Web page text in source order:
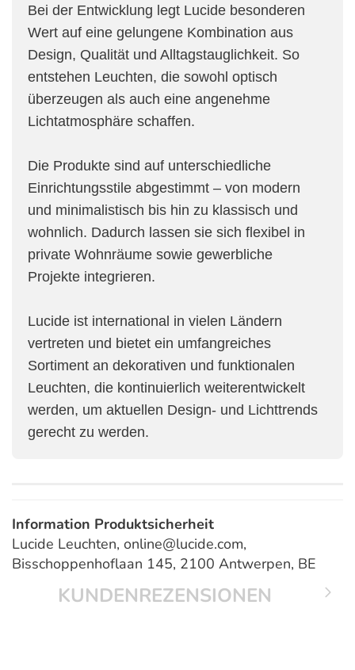
Bei der Entwicklung legt Lucide besonderen
Wert auf eine gelungene Kombination aus
Design, Qualität und Alltagstauglichkeit. So
entstehen Leuchten, die sowohl optisch
überzeugen als auch eine angenehme
Lichtatmosphäre schaffen.
Die Produkte sind auf unterschiedliche
Einrichtungsstile abgestimmt – von modern
und minimalistisch bis hin zu klassisch und
wohnlich. Dadurch lassen sie sich flexibel in
private Wohnräume sowie gewerbliche
Projekte integrieren.
Lucide ist international in vielen Ländern
vertreten und bietet ein umfangreiches
Sortiment an dekorativen und funktionalen
Leuchten, die kontinuierlich weiterentwickelt
werden, um aktuellen Design- und Lichttrends
gerecht zu werden.
Information Produktsicherheit
Lucide Leuchten, online@lucide.com,
Bisschoppenhoflaan 145, 2100 Antwerpen, BE
KUNDENREZENSIONEN